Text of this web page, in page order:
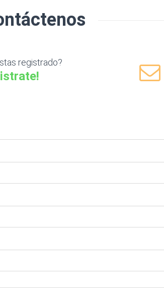
registrado?